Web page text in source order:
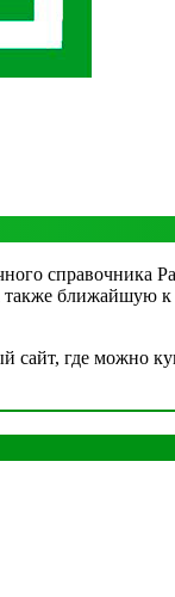
также
где можно